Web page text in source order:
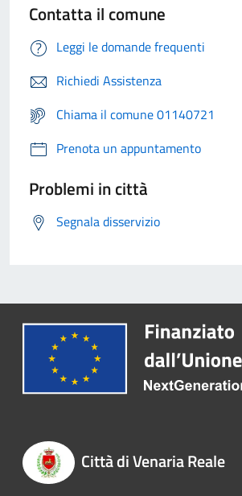
Contatta il comune
Leggi le domande frequenti
Richiedi Assistenza
Chiama il comune 01140721
Prenota un appuntamento
Problemi in città
Segnala disservizio
Città di Venaria Reale